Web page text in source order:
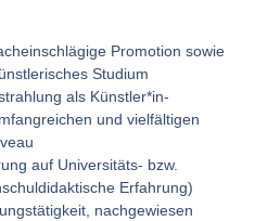
Promotion sowie
Studium
als Künstler*in-
und vielfältigen
auf Universitäts- bzw.
Erfahrung)
nachgewiesen